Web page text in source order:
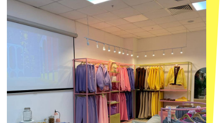
Нажимая "Подписаться", вы соглашаетесь с Политикой обработки
Согласием на рассылку электронных
ПОДПИСАТЬСЯ
НА МЕРОПРИЯТИЯ И АНОНСЫ НОВИНОК
РАНЬШЕ ВСЕХ
@MACROCOSM_STORE
000+ подписчиков